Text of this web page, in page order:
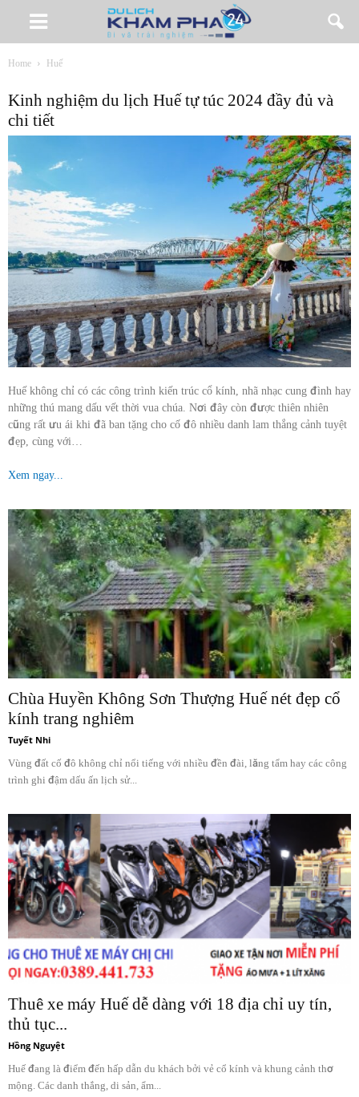
Home Huế
Kinh nghiệm du lịch Huế tự túc 2024 đầy đủ và
chi tiết
Huế không chỉ có các công trình kiến trúc cổ kính, nhã nhạc cung đình hay
những thú mang dấu vết thời vua chúa. Nơi đây còn được thiên nhiên
cũng rất ưu ái khi đã ban tặng cho cố đô nhiều danh lam thắng cảnh tuyệt
đẹp, cùng với…
Xem ngay...
Chùa Huyền Không Sơn Thượng Huế nét đẹp cổ
kính trang nghiêm
Tuyết Nhi
Vùng đất cố đô không chỉ nổi tiếng với nhiều đền đài, lăng tẩm hay các công
trình ghi đậm dấu ấn lịch sử...
Thuê xe máy Huế dễ dàng với 18 địa chỉ uy tín,
thủ tục...
Hồng Nguyệt
Huế đang là điểm đến hấp dẫn du khách bởi vẻ cổ kính và khung cảnh thơ
mộng. Các danh thắng, di sản, ẩm...